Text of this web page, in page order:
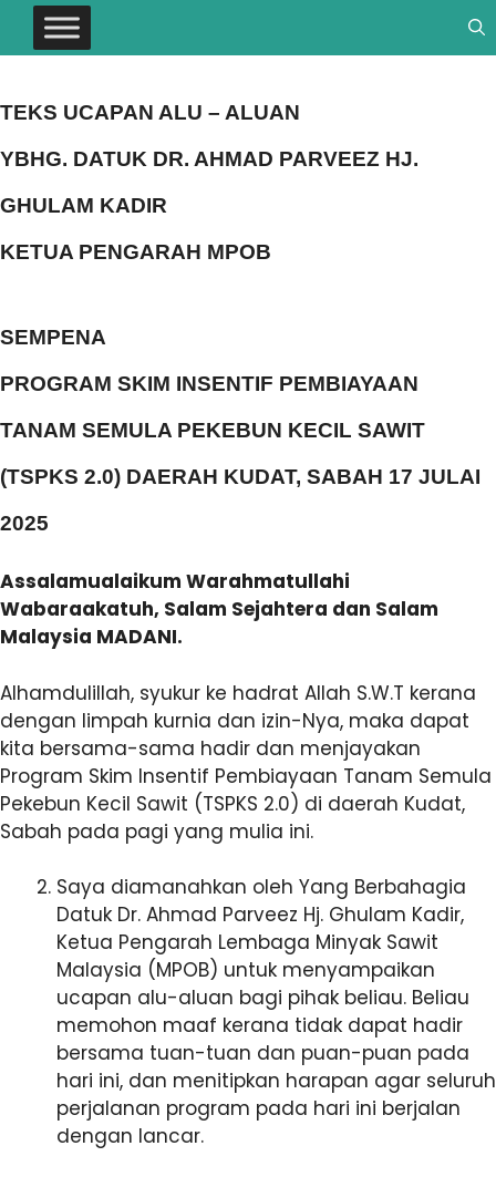
TEKS UCAPAN ALU – ALUAN
YBHG. DATUK DR. AHMAD PARVEEZ HJ.
GHULAM KADIR
KETUA PENGARAH MPOB
SEMPENA
PROGRAM SKIM INSENTIF PEMBIAYAAN
TANAM SEMULA PEKEBUN KECIL SAWIT
(TSPKS 2.0) DAERAH KUDAT, SABAH 17 JULAI
2025
Assalamualaikum Warahmatullahi
Wabaraakatuh, Salam Sejahtera dan Salam
Malaysia MADANI.
Alhamdulillah, syukur ke hadrat Allah S.W.T kerana
dengan limpah kurnia dan izin-Nya, maka dapat
kita bersama-sama hadir dan menjayakan
Program Skim Insentif Pembiayaan Tanam Semula
Pekebun Kecil Sawit (TSPKS 2.0) di daerah Kudat,
Sabah pada pagi yang mulia ini.
Saya diamanahkan oleh Yang Berbahagia
Datuk Dr. Ahmad Parveez Hj. Ghulam Kadir,
Ketua Pengarah Lembaga Minyak Sawit
Malaysia (MPOB) untuk menyampaikan
ucapan alu-aluan bagi pihak beliau. Beliau
memohon maaf kerana tidak dapat hadir
bersama tuan-tuan dan puan-puan pada
hari ini, dan menitipkan harapan agar seluruh
perjalanan program pada hari ini berjalan
dengan lancar.